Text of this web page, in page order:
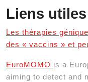
Liens utiles
Les thérapies
des « vaccins » et
EuroMOMO is a
aiming to detect and